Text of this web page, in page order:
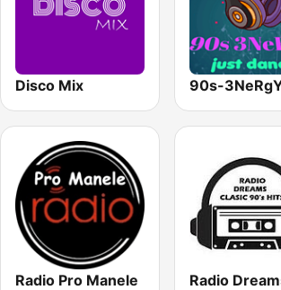
Disco Mix 90s-
Radio Pro Manele